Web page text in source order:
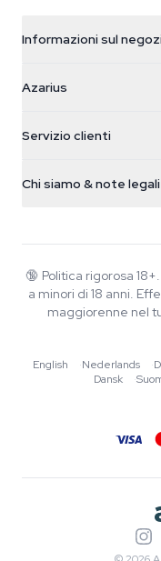
Informazioni sul
Galvaniweg 11
Nederland
+31(0)204897914
Azarius
Smokeshop
Servizio clienti
FAQ
Informativa sulla privacy
Chi siamo & note legali
Wiki
Blog
Musica
Linee guida editoriali
Strumenti e Calcolatori
🔞 Politica rigorosa
a minori di 18 anni.
maggiorenne nel
English
·Nederlands ·
Dansk
·